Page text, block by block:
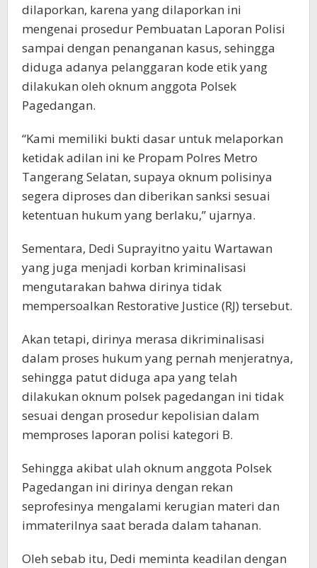
dilaporkan, karena yang dilaporkan ini
mengenai prosedur Pembuatan Laporan Polisi
sampai dengan penanganan kasus, sehingga
diduga adanya pelanggaran kode etik yang
dilakukan oleh oknum anggota Polsek
Pagedangan.
“Kami memiliki bukti dasar untuk melaporkan
ketidak adilan ini ke Propam Polres Metro
Tangerang Selatan, supaya oknum polisinya
segera diproses dan diberikan sanksi sesuai
ketentuan hukum yang berlaku,” ujarnya.
Sementara, Dedi Suprayitno yaitu Wartawan
yang juga menjadi korban kriminalisasi
mengutarakan bahwa dirinya tidak
mempersoalkan Restorative Justice (RJ) tersebut.
Akan tetapi, dirinya merasa dikriminalisasi
dalam proses hukum yang pernah menjeratnya,
sehingga patut diduga apa yang telah
dilakukan oknum polsek pagedangan ini tidak
sesuai dengan prosedur kepolisian dalam
memproses laporan polisi kategori B.
Sehingga akibat ulah oknum anggota Polsek
Pagedangan ini dirinya dengan rekan
seprofesinya mengalami kerugian materi dan
immaterilnya saat berada dalam tahanan.
Oleh sebab itu, Dedi meminta keadilan dengan